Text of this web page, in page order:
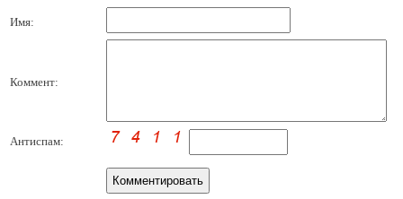
Имя:
Коммент:
Антиспам: